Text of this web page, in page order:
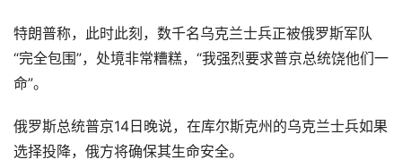
特朗普称，此时此刻，数千名乌克兰士兵正被俄罗斯军队
“完全包围”，处境非常糟糕，“我强烈要求普京总统饶他们一
命”。
俄罗斯总统普京14日晚说，在库尔斯克州的乌克兰士兵如果
选择投降，俄方将确保其生命安全。